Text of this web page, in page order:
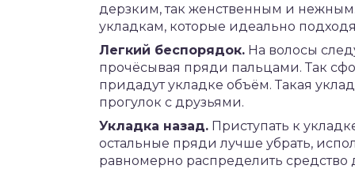
дерзким, так женственным и
укладкам, которые идеально
Легкий беспорядок. На волосы
прочёсывая пряди пальцами. Так
придадут укладке объём. Такая
прогулок с друзьями.
Укладка назад. Приступать к
остальные пряди лучше убрать,
равномерно распределить